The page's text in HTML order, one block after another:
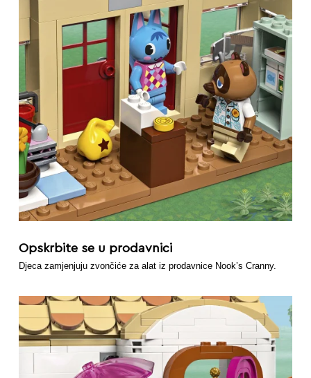
Opskrbite se u prodavnici
Djeca zamjenjuju zvončiće za alat iz prodavnice Nook’s Cranny.